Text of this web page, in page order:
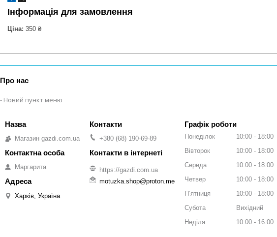
Інформація для замовлення
Ціна: 350 ₴
Про нас
Новий пункт меню
Магазин gazdi.com.ua
Маргарита
Харків, Україна
+380 (68) 190-69-89
https://gazdi.com.ua
motuzka.shop@proton.me
Графік роботи
Понеділок 10:00
18:00
Вівторок
10:00
18:00
Середа
10:00
18:00
Четвер
10:00
18:00
Пʼятниця
10:00
18:00
Субота
Вихідний
Неділя
10:00 16:00